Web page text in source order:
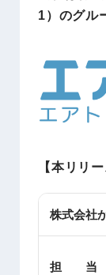
1）のグル
【本リリ
株式会社
担 当